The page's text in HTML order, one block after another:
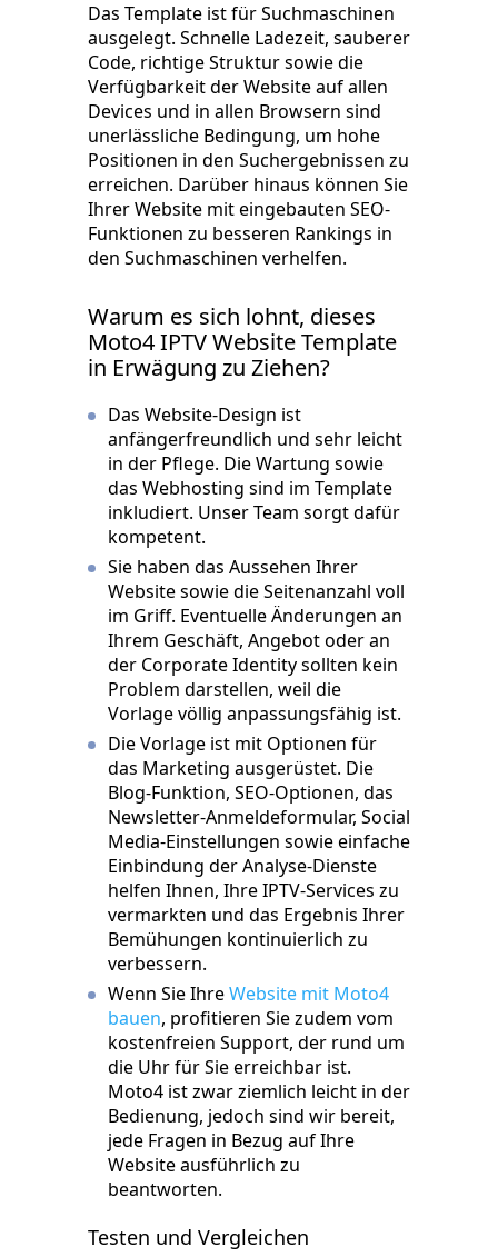
Das Template ist für Suchmaschinen
ausgelegt. Schnelle Ladezeit, sauberer
Code, richtige Struktur sowie die
Verfügbarkeit der Website auf allen
Devices und in allen Browsern sind
unerlässliche Bedingung, um hohe
Positionen in den Suchergebnissen zu
erreichen. Darüber hinaus können Sie
Ihrer Website mit eingebauten SEO-
Funktionen zu besseren Rankings in
den Suchmaschinen verhelfen.
Warum es sich lohnt, dieses
Moto4 IPTV Website Template
in Erwägung zu Ziehen?
Das Website-Design ist
anfängerfreundlich und sehr leicht
in der Pflege. Die Wartung sowie
das Webhosting sind im Template
inkludiert. Unser Team sorgt dafür
kompetent.
Sie haben das Aussehen Ihrer
Website sowie die Seitenanzahl voll
im Griff. Eventuelle Änderungen an
Ihrem Geschäft, Angebot oder an
der Corporate Identity sollten kein
Problem darstellen, weil die
Vorlage völlig anpassungsfähig ist.
Die Vorlage ist mit Optionen für
das Marketing ausgerüstet. Die
Blog-Funktion, SEO-Optionen, das
Newsletter-Anmeldeformular, Social
Media-Einstellungen sowie einfache
Einbindung der Analyse-Dienste
helfen Ihnen, Ihre IPTV-Services zu
vermarkten und das Ergebnis Ihrer
Bemühungen kontinuierlich zu
verbessern.
Wenn Sie IhreWebsite mit Moto4
bauen, profitieren Sie zudem vom
kostenfreien Support, der rund um
die Uhr für Sie erreichbar ist.
Moto4 ist zwar ziemlich leicht in der
Bedienung, jedoch sind wir bereit,
jede Fragen in Bezug auf Ihre
Website ausführlich zu
beantworten.
Testen und Vergleichen